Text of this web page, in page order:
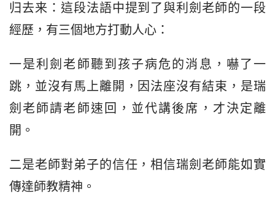
归去来：這段法語中提到了與利劍老師的一段
經歷，有三個地方打動人心：
一是利劍老師聽到孩子病危的消息，嚇了一
跳，並沒有馬上離開，因法座沒有結束，是瑞
劍老師請老師速回，並代講後席，才決定離
開。
二是老師對弟子的信任，相信瑞劍老師能如實
傳達師教精神。